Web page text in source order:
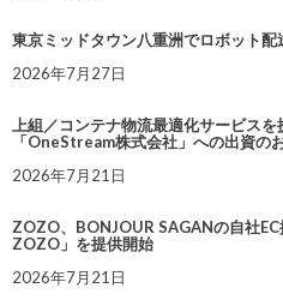
東京ミッドタウン八重洲でロボット
2026年7月27日
上組／コンテナ物流最適化サービス
「OneStream株式会社」への出資の
2026年7月21日
ZOZO、BONJOUR SAGANの自社
ZOZO」を提供開始
2026年7月21日